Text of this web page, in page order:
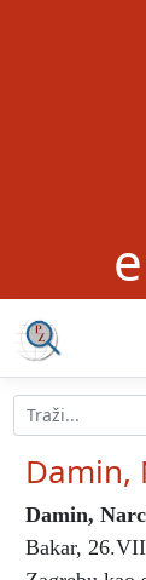
Damin,
Damin,
Bakar,